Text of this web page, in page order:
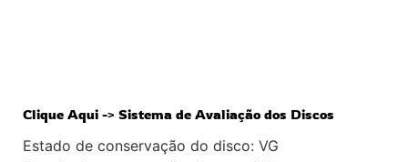
Clique Aqui -> Sistema de Avaliação dos Discos
Estado de conservação do disco: VG